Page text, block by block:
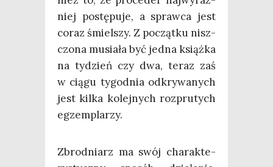
niej postę­pu­je, a spraw­ca jest
coraz śmiel­szy. Z począt­ku nisz­
czo­na musia­ła być jed­na książ­ka
na tydzień czy dwa, teraz zaś
w cią­gu tygo­dnia odkry­wa­nych
jest kil­ka kolej­nych roz­pru­tych
egzemplarzy.
Zbrod­niarz ma swój cha­rak­te­